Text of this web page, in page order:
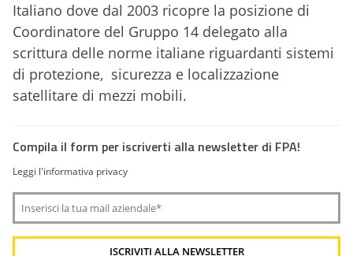
Italiano dove dal 2003 ricopre la posizione di
Coordinatore del Gruppo 14 delegato alla
scrittura delle norme italiane riguardanti sistemi
di protezione, sicurezza e localizzazione
satellitare di mezzi mobili.
Compila il form per iscriverti alla newsletter di FPA!
Leggi l'informativa privacy